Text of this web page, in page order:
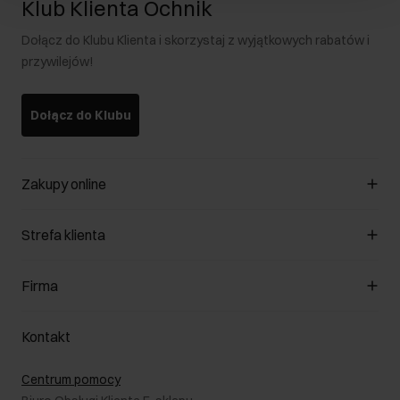
Klub Klienta Ochnik
Dołącz do Klubu Klienta i skorzystaj z wyjątkowych rabatów i
przywilejów!
Dołącz do Klubu
Zakupy online
Zarządzaj cookies
Formy płatności
Jak dokonać zwrotu?
Strefa klienta
Klub Klienta
Zwróć produkty
W podróży
Firma
O nas
Salony
B2B - Sprzedaż dla firm
Kontakt
Centrum pomocy